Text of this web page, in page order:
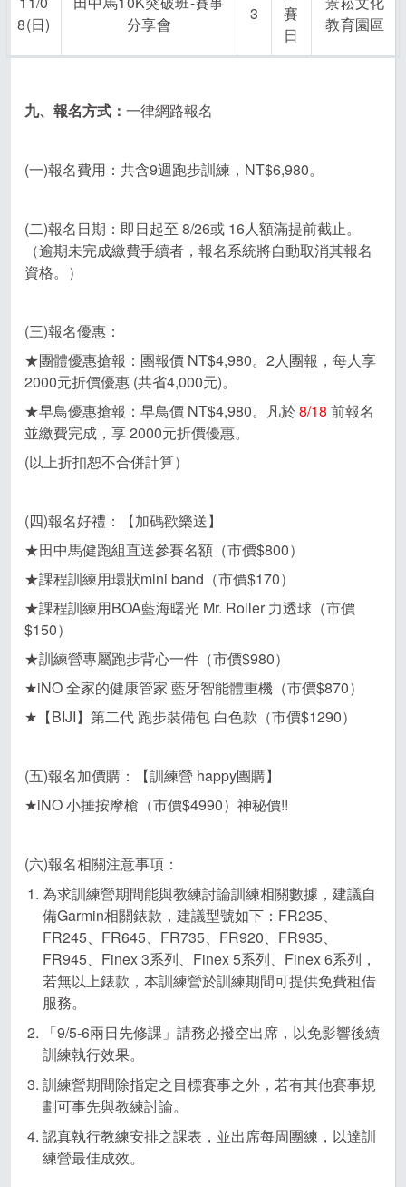
8(日)
分享會
3
賽
日
教育園區
九、報名方式： 一律網路報名
(一)報名費用：共含9週跑步訓練，NT$6,980。
(二)報名日期：即日起至 8/26或 16人額滿提前截止。
（逾期未完成繳費手續者，報名系統將自動取消其報名
資格。）
(三)報名優惠：
★團體優惠搶報：團報價 NT$4,980。2人團報，每人享
2000元折價優惠 (共省4,000元)。
★早鳥優惠搶報：早鳥價 NT$4,980。凡於 8/18 前報名
並繳費完成，享 2000元折價優惠。
(以上折扣恕不合併計算）
(四)報名好禮：【加碼歡樂送】
★田中馬健跑組直送參賽名額（市價$800）
★課程訓練用環狀mini band（市價$170）
★課程訓練用BOA藍海曙光 Mr. Roller 力透球（市價
$150）
★訓練營專屬跑步背心一件（市價$980）
★iNO 全家的健康管家 藍牙智能體重機（市價$870）
★【BIJI】第二代 跑步裝備包 白色款（市價$1290）
(五)報名加價購：【訓練營 happy團購】
★iNO 小捶按摩槍（市價$4990）神秘價!!
(六)報名相關注意事項：
為求訓練營期間能與教練討論訓練相關數據，建議自
備Garmin相關錶款，建議型號如下：FR235、
FR245、FR645、FR735、FR920、FR935、
FR945、Finex 3系列、Finex 5系列、Finex 6系列，
若無以上錶款，本訓練營於訓練期間可提供免費租借
服務。
「9/5-6兩日先修課」請務必撥空出席，以免影響後續
訓練執行效果。
訓練營期間除指定之目標賽事之外，若有其他賽事規
劃可事先與教練討論。
認真執行教練安排之課表，並出席每周團練，以達訓
練營最佳成效。